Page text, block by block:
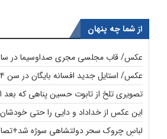
از شما چه پنهان
عکس/ قاب مجلسی مجری صداوسیما در
عکس/ استایل جدید افسانه بایگان در سن ۶۴سالگی
تصویری تلخ از تابوت حسین پناهی که بعد
این عکس از خداداد و دایی را حتی
لباسِ چروک سحر دولتشاهی سوژه